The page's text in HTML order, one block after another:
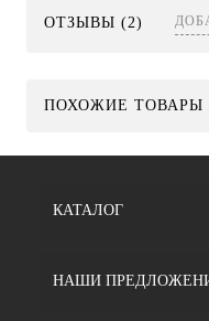
ОТЗЫВЫ (2)
ПОХОЖИЕ ТОВАРЫ
КАТАЛОГ
НАШИ